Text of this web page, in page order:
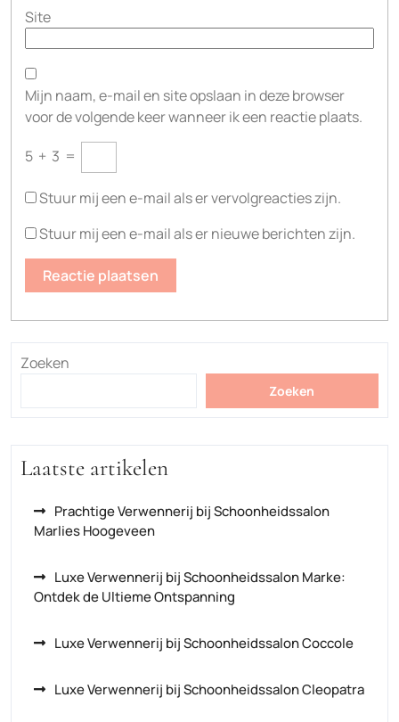
Site
Mijn naam, e-mail en site opslaan in deze browser
voor de volgende keer wanneer ik een reactie plaats.
5 + 3 =
Stuur mij een e-mail als er vervolgreacties zijn.
Stuur mij een e-mail als er nieuwe berichten zijn.
Zoeken
Zoeken
Laatste artikelen
Prachtige Verwennerij bij Schoonheidssalon
Marlies Hoogeveen
Luxe Verwennerij bij Schoonheidssalon Marke:
Ontdek de Ultieme Ontspanning
Luxe Verwennerij bij Schoonheidssalon Coccole
Luxe Verwennerij bij Schoonheidssalon Cleopatra